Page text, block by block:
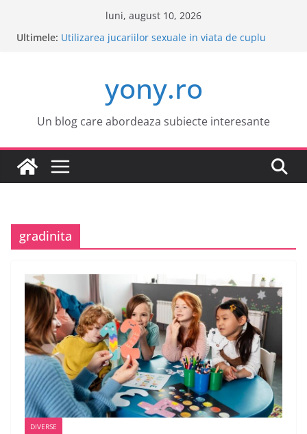
luni, august 10, 2026
Ultimele: Este o idee buna sa cumpar o masina electrica?
Tot ce trebuie sa stii despre bolile copilariei
Tot ce trebuie sa stii despre epilarea definitiva
yony.ro
Un blog care abordeaza subiecte interesante
gradinita
DIVERSE